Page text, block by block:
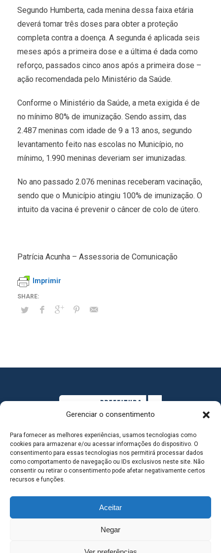
Gerenciar o consentimento
Para fornecer as melhores experiências, usamos tecnologias como
cookies para armazenar e/ou acessar informações do dispositivo. O
consentimento para essas tecnologias nos permitirá processar dados
como comportamento de navegação ou IDs exclusivos neste site. Não
consentir ou retirar o consentimento pode afetar negativamente certos
recursos e funções.
Aceitar
Negar
Segundo Humberta, cada menina dessa faixa etária
deverá tomar três doses para obter a proteção
completa contra a doença. A segunda é aplicada seis
meses após a primeira dose e a última é dada como
reforço, passados cinco anos após a primeira dose –
ação recomendada pelo Ministério da Saúde.
Conforme o Ministério da Saúde, a meta exigida é de
no mínimo 80% de imunização. Sendo assim, das
2.487 meninas com idade de 9 a 13 anos, segundo
levantamento feito nas escolas no Município, no
mínimo, 1.990 meninas deveriam ser imunizadas.
No ano passado 2.076 meninas receberam vacinação,
sendo que o Município atingiu 100% de imunização. O
intuito da vacina é prevenir o câncer de colo de útero.
Patrícia Acunha – Assessoria de Comunicação
Imprimir
MAPA DO SITE
SEDE DO ADMINISTRATIVO MUNICIPAL - Avenida